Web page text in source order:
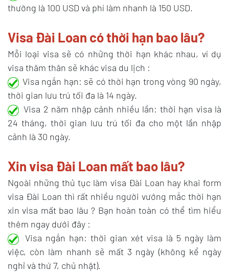
thường là 100 USD và phí làm nhanh là 150 USD.
Visa Đài Loan có thời hạn bao lâu?
Mỗi loại visa sẽ có những thời hạn khác nhau, ví dụ
visa thăm thân sẽ khác visa du lịch :
Visa ngắn hạn: sẽ có thời hạn trong vòng 90 ngày,
thời gian lưu trú tối đa là 14 ngày.
Visa 2 năm nhập cảnh nhiều lần: thời hạn visa là
24 tháng, thời gian lưu trú tối đa cho một lần nhập
cảnh là 30 ngày.
Xin visa Đài Loan mất bao lâu?
Ngoài những thủ tục làm visa Đài Loan hay khai form
visa Đài Loan thì rất nhiều người vướng mắc thời hạn
xin visa mất bao lâu ? Bạn hoàn toàn có thể tìm hiểu
thêm ngay dưới đây :
Visa ngắn hạn: thời gian xét visa là 5 ngày làm
việc, còn làm nhanh sẽ mất 3 ngày (không kể ngày
nghỉ và thứ 7, chủ nhật).